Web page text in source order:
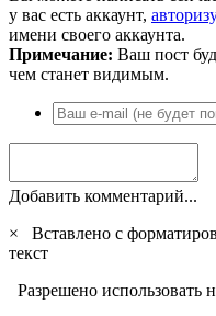
у вас есть аккаунт,
имени своего аккаунта.
Примечание: Ваш пост
чем станет видимым.
Добавить комментарий...
×
Вставлено с
текст
Разрешено использовать